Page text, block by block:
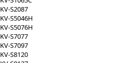
KV-S2087
KV-S5046H
KV-S5076H
KV-S7077
KV-S7097
KV-S8120